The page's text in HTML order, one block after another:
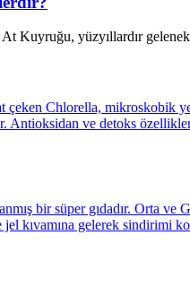
Kuyruğu, yüzyıllardır